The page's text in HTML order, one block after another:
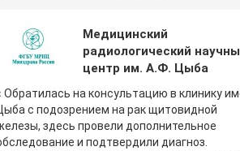
Медицинский
радиологический
центр им. А.Ф. Цыба
Обратилась на консультацию в клинику
с подозрением на рак щитовидной
здесь провели дополнительное
и подтвердили диагноз.